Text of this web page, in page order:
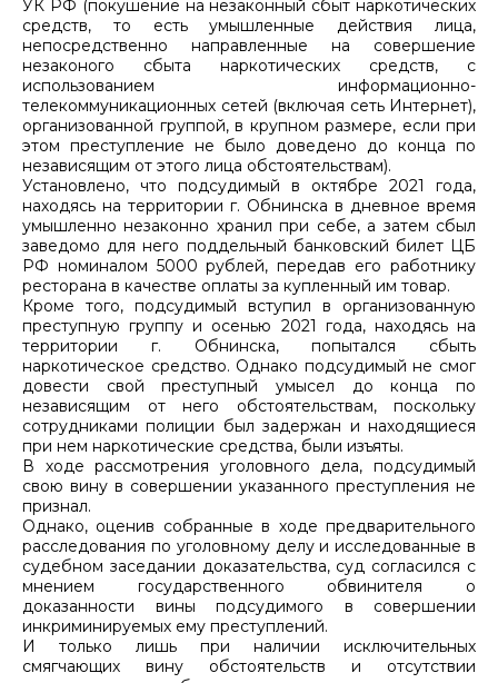
УК РФ (покушение на незаконный сбыт наркотических
средств, то есть умышленные действия лица,
непосредственно направленные на совершение
незаконого сбыта наркотических средств, с
использованием информационно-
телекоммуникационных сетей (включая сеть Интернет),
организованной группой, в крупном размере, если при
этом преступление не было доведено до конца по
независящим от этого лица обстоятельствам).
Установлено, что подсудимый в октябре 2021 года,
находясь на территории г. Обнинска в дневное время
умышленно незаконно хранил при себе, а затем сбыл
заведомо для него поддельный банковский билет ЦБ
РФ номиналом 5000 рублей, передав его работнику
ресторана в качестве оплаты за купленный им товар.
Кроме того, подсудимый вступил в организованную
преступную группу и осенью 2021 года, находясь на
территории г. Обнинска, попытался сбыть
наркотическое средство. Однако подсудимый не смог
довести свой преступный умысел до конца по
независящим от него обстоятельствам, поскольку
сотрудниками полиции был задержан и находящиеся
при нем наркотические средства, были изъяты.
В ходе рассмотрения уголовного дела, подсудимый
свою вину в совершении указанного преступления не
признал.
Однако, оценив собранные в ходе предварительного
расследования по уголовному делу и исследованные в
судебном заседании доказательства, суд согласился с
мнением государственного обвинителя о
доказанности вины подсудимого в совершении
инкриминируемых ему преступлений.
И только лишь при наличии исключительных
смягчающих вину обстоятельств и отсутствии